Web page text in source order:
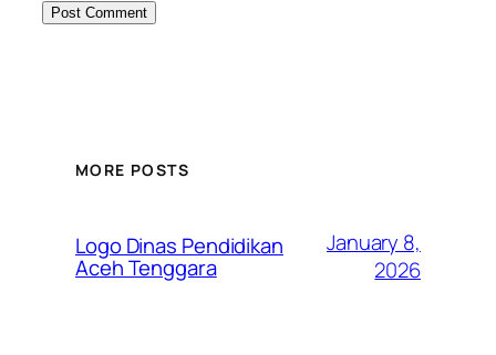
MORE POSTS
Logo Dinas Pendidikan
Aceh Tenggara
January 8,
2026